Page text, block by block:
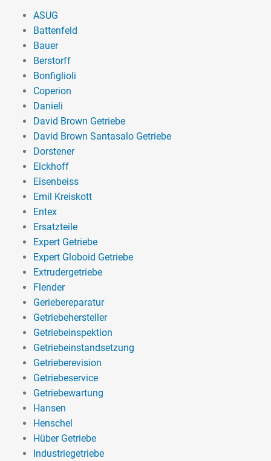
ASUG
Battenfeld
Bauer
Berstorff
Bonfiglioli
Coperion
Danieli
David Brown Getriebe
David Brown Santasalo Getriebe
Dorstener
Eickhoff
Eisenbeiss
Emil Kreiskott
Entex
Ersatzteile
Expert Getriebe
Expert Globoid Getriebe
Extrudergetriebe
Flender
Geriebereparatur
Getriebehersteller
Getriebeinspektion
Getriebeinstandsetzung
Getrieberevision
Getriebeservice
Getriebewartung
Hansen
Henschel
Hüber Getriebe
Industriegetriebe